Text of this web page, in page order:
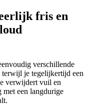
fris en
verschillende
je tegelijkertijd een
verwijdert vuil en
met een langdurige